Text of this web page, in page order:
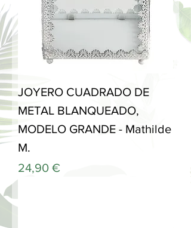
JOYERO CUADRADO DE
METAL BLANQUEADO,
MODELO GRANDE - Mathilde
M.
Precio
24,90 €